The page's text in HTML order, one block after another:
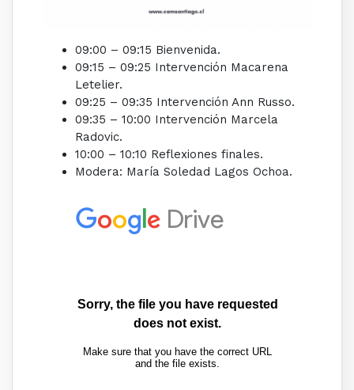
09:00 – 09:15 Bienvenida.
09:15 – 09:25 Intervención Macarena
Letelier.
09:25 – 09:35 Intervención Ann Russo.
09:35 – 10:00 Intervención Marcela
Radovic.
10:00 – 10:10 Reflexiones finales.
Modera: María Soledad Lagos Ochoa.